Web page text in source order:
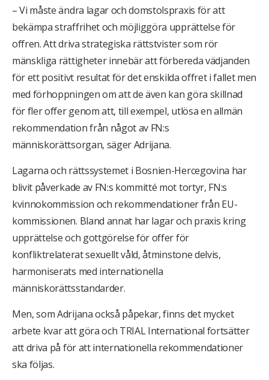
– Vi måste ändra lagar och domstolspraxis för att
bekämpa straffrihet och möjliggöra upprättelse för
offren. Att driva strategiska rättstvister som rör
mänskliga rättigheter innebär att förbereda vädjanden
för ett positivt resultat för det enskilda offret i fallet men
med förhoppningen om att de även kan göra skillnad
för fler offer genom att, till exempel, utlösa en allmän
rekommendation från något av FN:s
människorättsorgan, säger Adrijana.
Lagarna och rättssystemet i Bosnien-Hercegovina har
blivit påverkade av FN:s kommitté mot tortyr, FN:s
kvinnokommission och rekommendationer från EU-
kommissionen. Bland annat har lagar och praxis kring
upprättelse och gottgörelse för offer för
konfliktrelaterat sexuellt våld, åtminstone delvis,
harmoniserats med internationella
människorättsstandarder.
Men, som Adrijana också påpekar, finns det mycket
arbete kvar att göra och TRIAL International fortsätter
att driva på för att internationella rekommendationer
ska följas.